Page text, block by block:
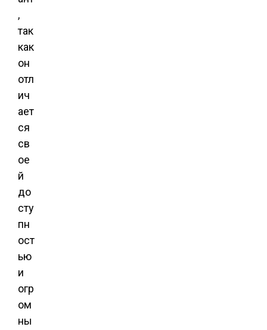
,
так
как
он
отл
ич
ает
ся
св
ое
й
до
сту
пн
ост
ью
и
огр
ом
ны